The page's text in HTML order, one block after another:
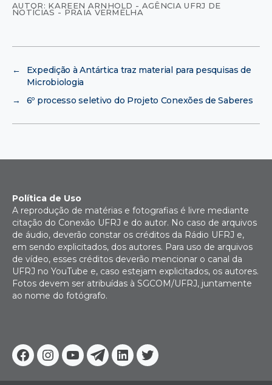
AUTOR: KAREEN ARNHOLD - AGÊNCIA UFRJ DE
NOTÍCIAS - PRAIA VERMELHA
←
Expedição à Antártica traz material para pesquisas de
Microbiologia
→
6º processo seletivo do Projeto Conexões de Saberes
Facebook
Instagram
YoutubeTelegram
Linkedin
Twitter
Política de Uso
A reprodução de matérias e fotografias é livre mediante
citação do Conexão UFRJ e do autor. No caso de arquivos
de áudio, deverão constar os créditos da Rádio UFRJ e,
em sendo explicitados, dos autores. Para uso de arquivos
de vídeo, esses créditos deverão mencionar o canal da
UFRJ no YouTube e, caso estejam explicitados, os autores.
Fotos devem ser atribuídas à SGCOM/UFRJ, juntamente
ao nome do fotógrafo.